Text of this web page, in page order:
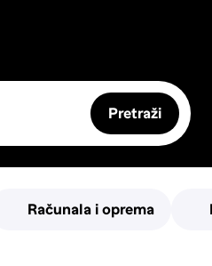
Pretraži
Računala i oprema